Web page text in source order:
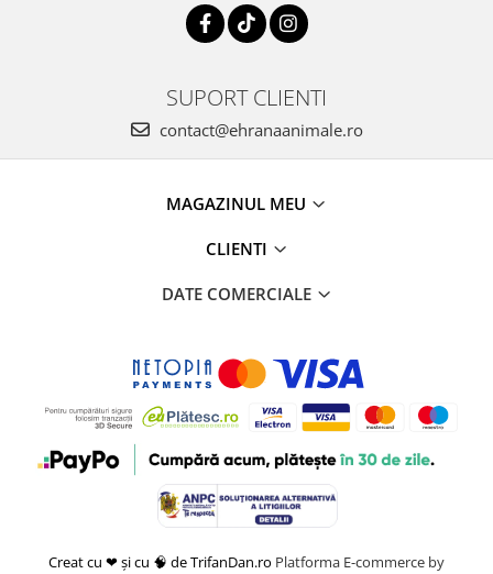
SUPORT CLIENTI
contact@ehranaanimale.ro
MAGAZINUL MEU
CLIENTI
DATE COMERCIALE
Creat cu ❤ și cu 🧠 de TrifanDan.ro Platforma E-commerce by